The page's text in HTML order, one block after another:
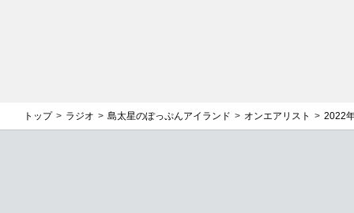
トップ ラジオ 島太星のぽっぷんアイランド オンエアリスト 2022